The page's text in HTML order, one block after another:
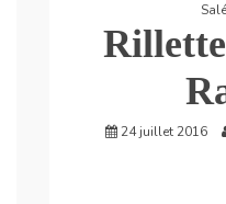
24 juillet 2016